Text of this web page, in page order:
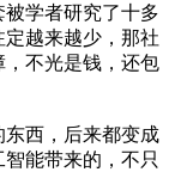
学者研究了十多
越来越少，那社
不光是钱，还包
西，后来都变成
能带来的，不只